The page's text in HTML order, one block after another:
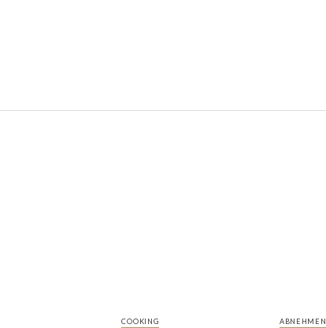
COOKING ABNEHMEN